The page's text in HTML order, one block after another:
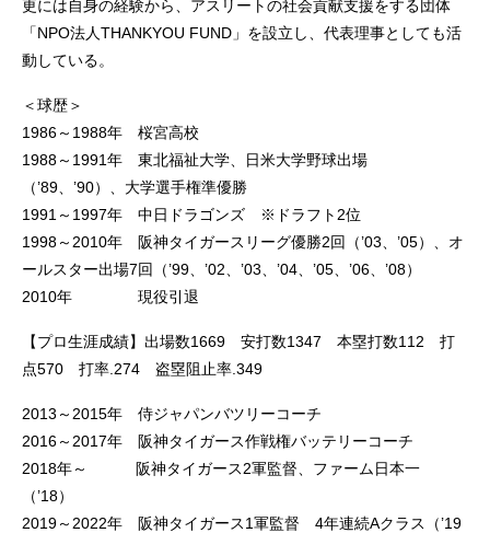
更には自身の経験から、アスリートの社会貢献支援をする団体
「NPO法人THANKYOU FUND」を設立し、代表理事としても活
動している。
＜球歴＞
1986～1988年 桜宮高校
1988～1991年 東北福祉大学、日米大学野球出場
（’89、’90）、大学選手権準優勝
1991～1997年 中日ドラゴンズ ※ドラフト2位
1998～2010年 阪神タイガースリーグ優勝2回（’03、’05）、オ
ールスター出場7回（’99、’02、’03、’04、’05、’06、’08）
2010年 現役引退
【プロ生涯成績】出場数1669 安打数1347 本塁打数112 打
点570 打率.274 盗塁阻止率.349
2013～2015年 侍ジャパンバツリーコーチ
2016～2017年 阪神タイガース作戦権バッテリーコーチ
2018年～ 阪神タイガース2軍監督、ファーム日本一
（’18）
2019～2022年 阪神タイガース1軍監督 4年連続Aクラス（’19